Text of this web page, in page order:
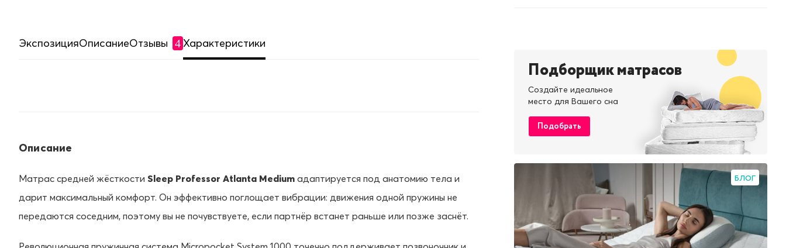
ЭкспозицияОписаниеОтзывы 4Характеристики
Описание
Матрас средней жёсткости Sleep Professor Atlanta Medium адаптируется под анатомию тела и
дарит максимальный комфорт. Он эффективно поглощает вибрации: движения одной пружины не
передаются соседним, поэтому вы не почувствуете, если партнёр встанет раньше или позже заснёт.
Подборщик матрасов
Создайте идеальное
место для Вашего сна
Подобрать
БЛОГ